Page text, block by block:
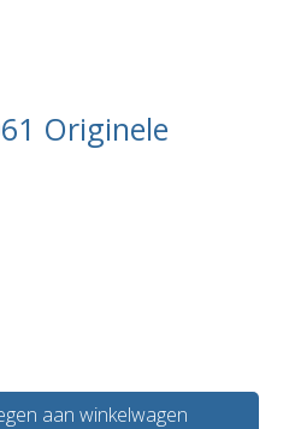
Originele
aan winkelwagen